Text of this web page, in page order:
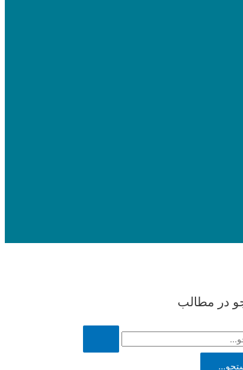
در مطالب